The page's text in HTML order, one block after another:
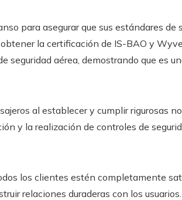
para asegurar que sus estándares de
la certificación de IS-BAO y
seguridad aérea, demostrando que es
al establecer y cumplir rigurosas
y la realización de controles de
los clientes estén completamente
relaciones duraderas con los